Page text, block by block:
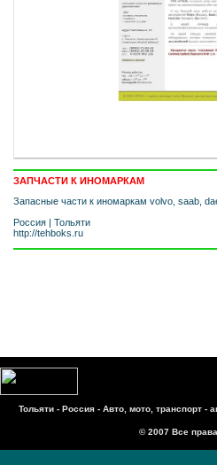
ЗАПЧАСТИ К ИНОМАРКАМ
Запасные части к иномаркам volvo, saab,
Россия
Тольяти
http://tehboks.ru
Тольяти - Россия - Авто, мото, транспорт -
© 2007 Все